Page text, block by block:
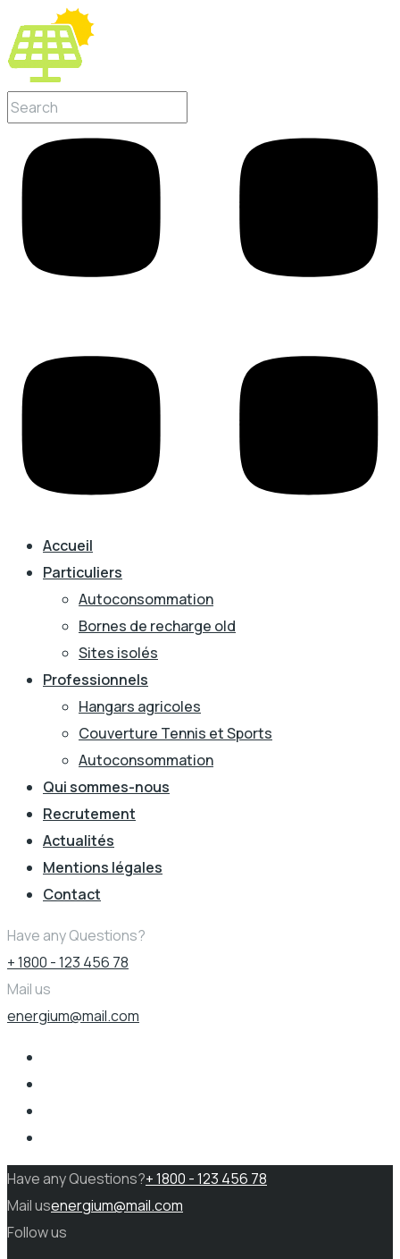
Accueil
Particuliers
Autoconsommation
Bornes de recharge old
Sites isolés
Professionnels
Hangars agricoles
Couverture Tennis et Sports
Autoconsommation
Qui sommes-nous
Recrutement
Actualités
Mentions légales
Contact
Have any Questions?
+ 1800 - 123 456 78
Mail us
energium@mail.com
Have any Questions?+ 1800 - 123 456 78
Mail usenergium@mail.com
Follow us